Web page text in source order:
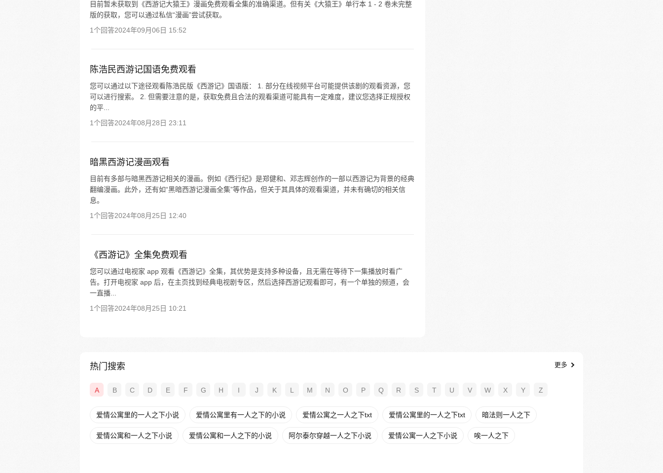
目前暂未获取到《西游记大猿王》漫画免费观看全集的准确渠道。但有关《大猿王》单行本 1 - 2 卷未完整
版的获取，您可以通过私信“漫画”尝试获取。
1个回答2024年09月06日 15:52
陈浩民西游记国语免费观看
您可以通过以下途径观看陈浩民版《西游记》国语版： 1. 部分在线视频平台可能提供该剧的观看资源，您
可以进行搜索。 2. 但需要注意的是，获取免费且合法的观看渠道可能具有一定难度，建议您选择正规授权
的平...
1个回答2024年08月28日 23:11
暗黑西游记漫画观看
目前有多部与暗黑西游记相关的漫画。例如《西行纪》是郑健和、邓志辉创作的一部以西游记为背景的经典
翻编漫画。此外，还有如“黑暗西游记漫画全集”等作品，但关于其具体的观看渠道，并未有确切的相关信
息。
1个回答2024年08月25日 12:40
《西游记》全集免费观看
您可以通过电视家 app 观看《西游记》全集，其优势是支持多种设备，且无需在等待下一集播放时看广
告。打开电视家 app 后，在主页找到经典电视剧专区，然后选择西游记观看即可，有一个单独的频道，会
一直播...
1个回答2024年08月25日 10:21
热门搜索 更多
A B C D E F G H I J K L M N O P Q R S T U V W X Y Z
爱情公寓里的一人之下小说 爱情公寓里有一人之下的小说 爱情公寓之一人之下txt 爱情公寓里的一人之下txt 暗法则一人之下
爱情公寓和一人之下小说 爱情公寓和一人之下的小说 阿尔泰尔穿越一人之下小说 爱情公寓一人之下小说 唉一人之下